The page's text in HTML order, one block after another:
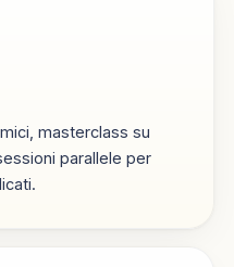
masterclass su
parallele per